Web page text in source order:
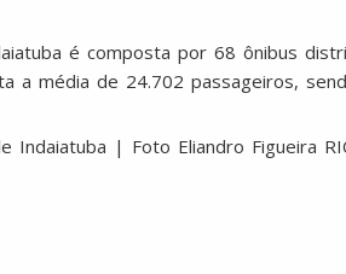
é composta por 68 ônibus
a média de 24.702 passageiros,
Indaiatuba | Foto Eliandro Figueira